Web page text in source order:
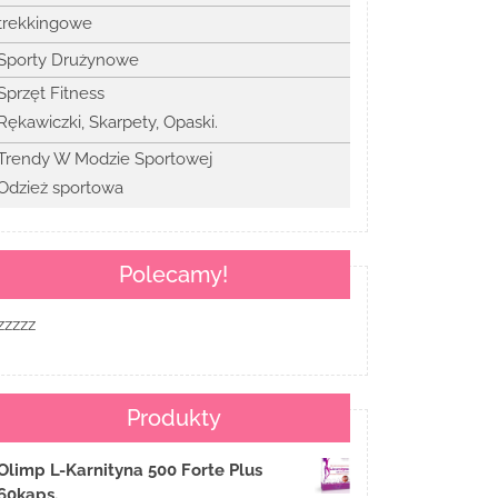
Drużynowe
Fitness
Skarpety, Opaski.
W Modzie Sportowej
sportowa
Polecamy!
Produkty
L-Karnityna 500 Forte Plus